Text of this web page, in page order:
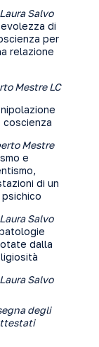
Salvo
di
per
relazione
Mestre LC
coscienza
Mestre
e
di un
Salvo
dalla
Salvo
degli